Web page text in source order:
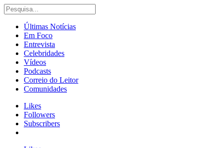
Últimas Notícias
Em Foco
Entrevista
Celebridades
Vídeos
Podcasts
Correio do Leitor
Comunidades
Likes
Followers
Subscribers